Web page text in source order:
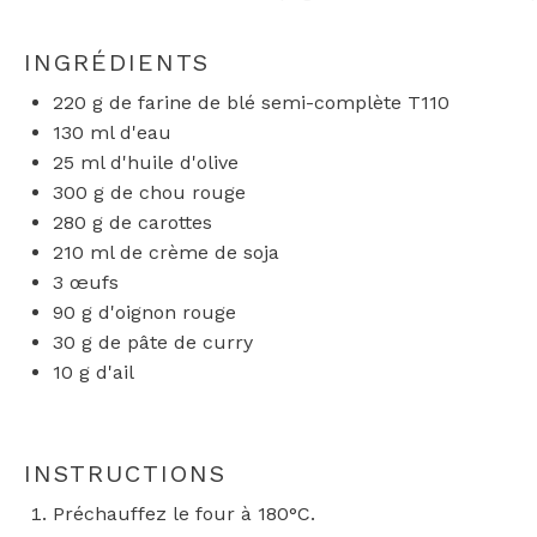
INGRÉDIENTS
220 g de farine de blé semi-complète T110
130 ml d'eau
25 ml d'huile d'olive
300 g de chou rouge
280 g de carottes
210 ml de crème de soja
3 œufs
90 g d'oignon rouge
30 g de pâte de curry
10 g d'ail
INSTRUCTIONS
Préchauffez le four à 180°C.